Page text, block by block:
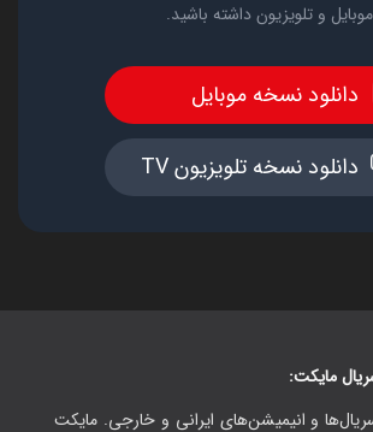
موبایل و تلویزیون داشته باشید.
دانلود نسخه موبایل
دانلود نسخه تلویزیون TV
مایکت:
و انیمیشن‌های ایرانی و خارجی. مایکت